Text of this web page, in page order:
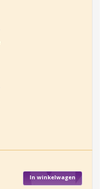
In winkelwagen